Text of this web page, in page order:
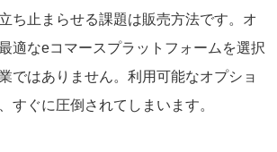
ち止まらせる課題は販売方法です。オ
適なeコマースプラットフォームを選択
ではありません。利用可能なオプショ
すぐに圧倒されてしまいます。